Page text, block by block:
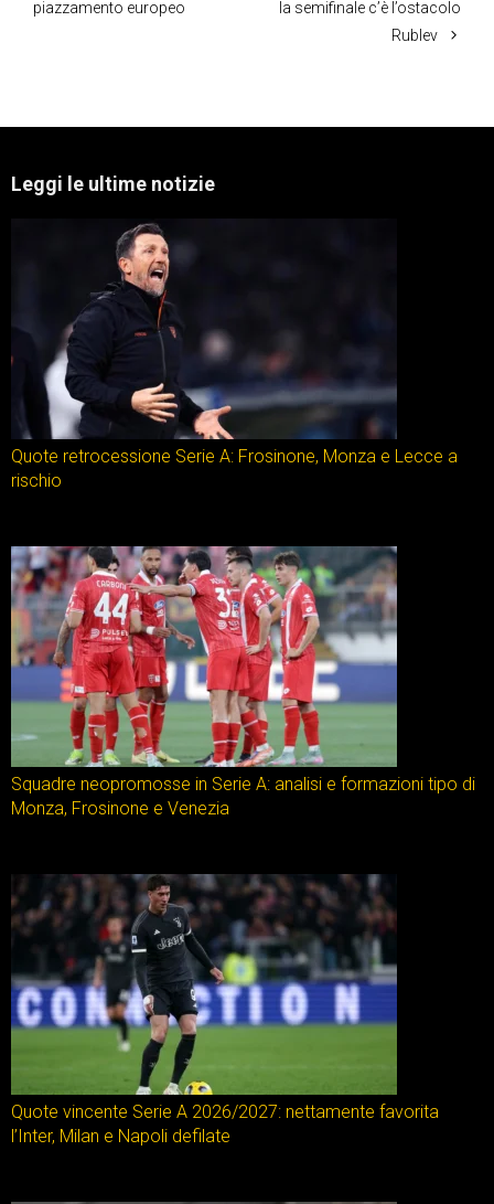
piazzamento europeo
la semifinale c’è l’ostacolo
Rublev
Leggi le ultime notizie
Quote retrocessione Serie A: Frosinone, Monza e Lecce a
rischio
Squadre neopromosse in Serie A: analisi e formazioni tipo di
Monza, Frosinone e Venezia
Quote vincente Serie A 2026/2027: nettamente favorita
l’Inter, Milan e Napoli defilate